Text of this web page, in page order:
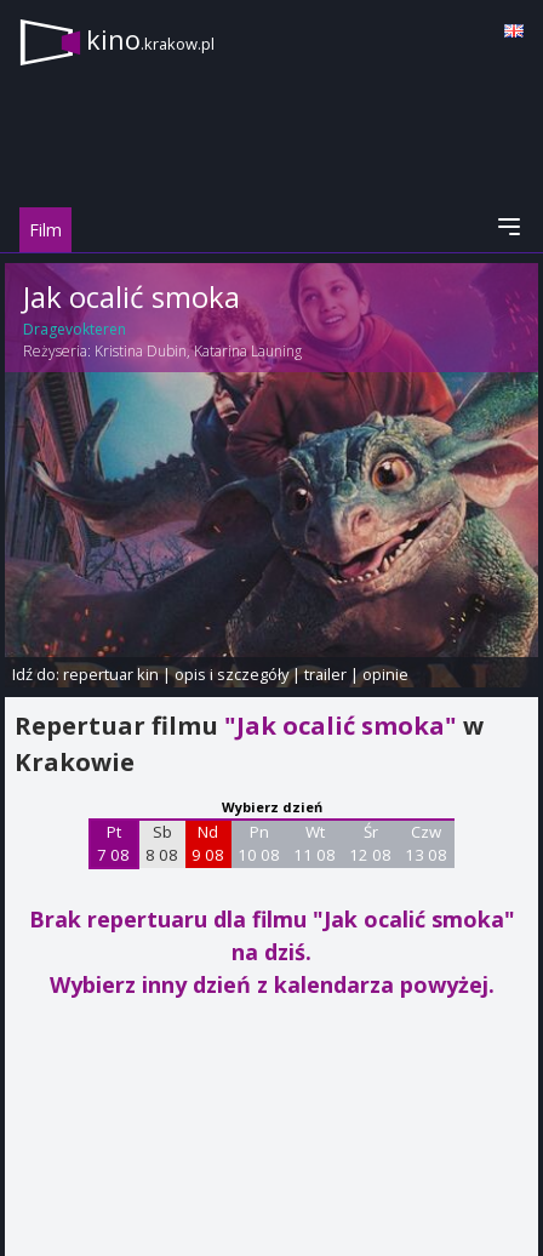
kino.krakow.pl
Film
Jak ocalić smoka
Dragevokteren
Reżyseria: Kristina Dubin,Katarina Launing
Idź do:repertuar kin|opis i szczegóły|trailer |opinie
Repertuar filmu "Jak ocalić smoka" w
Krakowie
Wybierz dzień
Pt
7 08
Sb
8 08
Nd
9 08
Pn
10 08
Wt
11 08
Śr
12 08
Czw
13 08
Brak repertuaru dla filmu "Jak ocalić smoka"
na dziś.
Wybierz inny dzień z kalendarza powyżej.